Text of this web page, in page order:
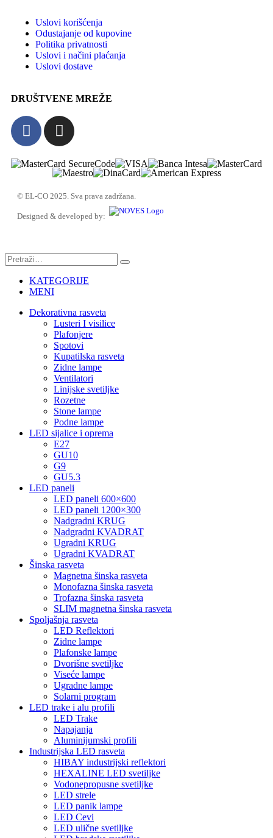
Uslovi korišćenja
Odustajanje od kupovine
Politika privatnosti
Uslovi i načini plaćanja
Uslovi dostave
DRUŠTVENE MREŽE
© EL-CO 2025. Sva prava zadržana.
Designed & developed by:
KATEGORIJE
MENI
Dekorativna rasveta
Lusteri I visilice
Plafonjere
Spotovi
Kupatilska rasveta
Zidne lampe
Ventilatori
Linijske svetiljke
Rozetne
Stone lampe
Podne lampe
LED sijalice i oprema
E27
GU10
G9
GU5.3
LED paneli
LED paneli 600×600
LED paneli 1200×300
Nadgradni KRUG
Nadgradni KVADRAT
Ugradni KRUG
Ugradni KVADRAT
Šinska rasveta
Magnetna šinska rasveta
Monofazna šinska rasveta
Trofazna šinska rasveta
SLIM magnetna šinska rasveta
Spoljašnja rasveta
LED Reflektori
Zidne lampe
Plafonske lampe
Dvorišne svetiljke
Viseće lampe
Ugradne lampe
Solarni program
LED trake i alu profili
LED Trake
Napajanja
Aluminijumski profili
Industrijska LED rasveta
HIBAY industrijski reflektori
HEXALINE LED svetiljke
Vodonepropusne svetiljke
LED strele
LED panik lampe
LED Cevi
LED ulične svetiljke